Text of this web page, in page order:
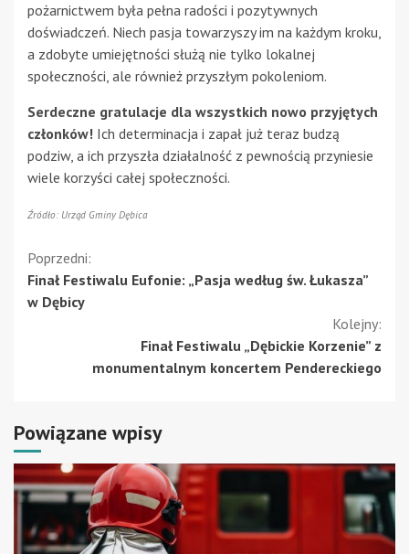
pożarnictwem była pełna radości i pozytywnych
doświadczeń. Niech pasja towarzyszy im na każdym kroku,
a zdobyte umiejętności służą nie tylko lokalnej
społeczności, ale również przyszłym pokoleniom.
Serdeczne gratulacje dla wszystkich nowo przyjętych
członków! Ich determinacja i zapał już teraz budzą
podziw, a ich przyszła działalność z pewnością przyniesie
wiele korzyści całej społeczności.
Źródło: Urząd Gminy Dębica
Kontynuuj
czytanie
Poprzedni:
Finał Festiwalu Eufonie: „Pasja według św. Łukasza”
w Dębicy
Kolejny:
Finał Festiwalu „Dębickie Korzenie” z
monumentalnym koncertem Pendereckiego
Powiązane wpisy